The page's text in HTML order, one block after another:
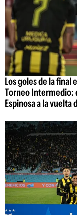
Los goles de la final
Torneo Intermedio:
Espinosa a la